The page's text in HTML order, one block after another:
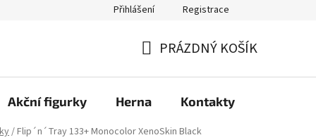
Přihlášení Registrace
KOŠÍK
PRÁZDNÝ KOŠÍK
Akční figurky Herna Kontakty
/Flip´n´Tray 133+ Monocolor XenoSkin Black